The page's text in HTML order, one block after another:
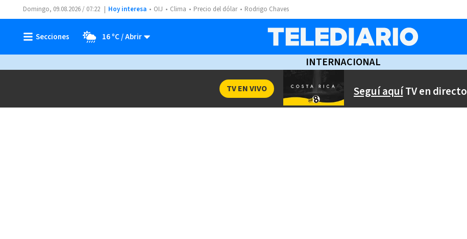
Domingo, 09.08.2026 / 07:22 Hoy interesa OIJ Clima Precio del dólar Rodrigo Chaves
16 ºC
INTERNACIONAL
Seguí aquíTV en directo
TV EN VIVO